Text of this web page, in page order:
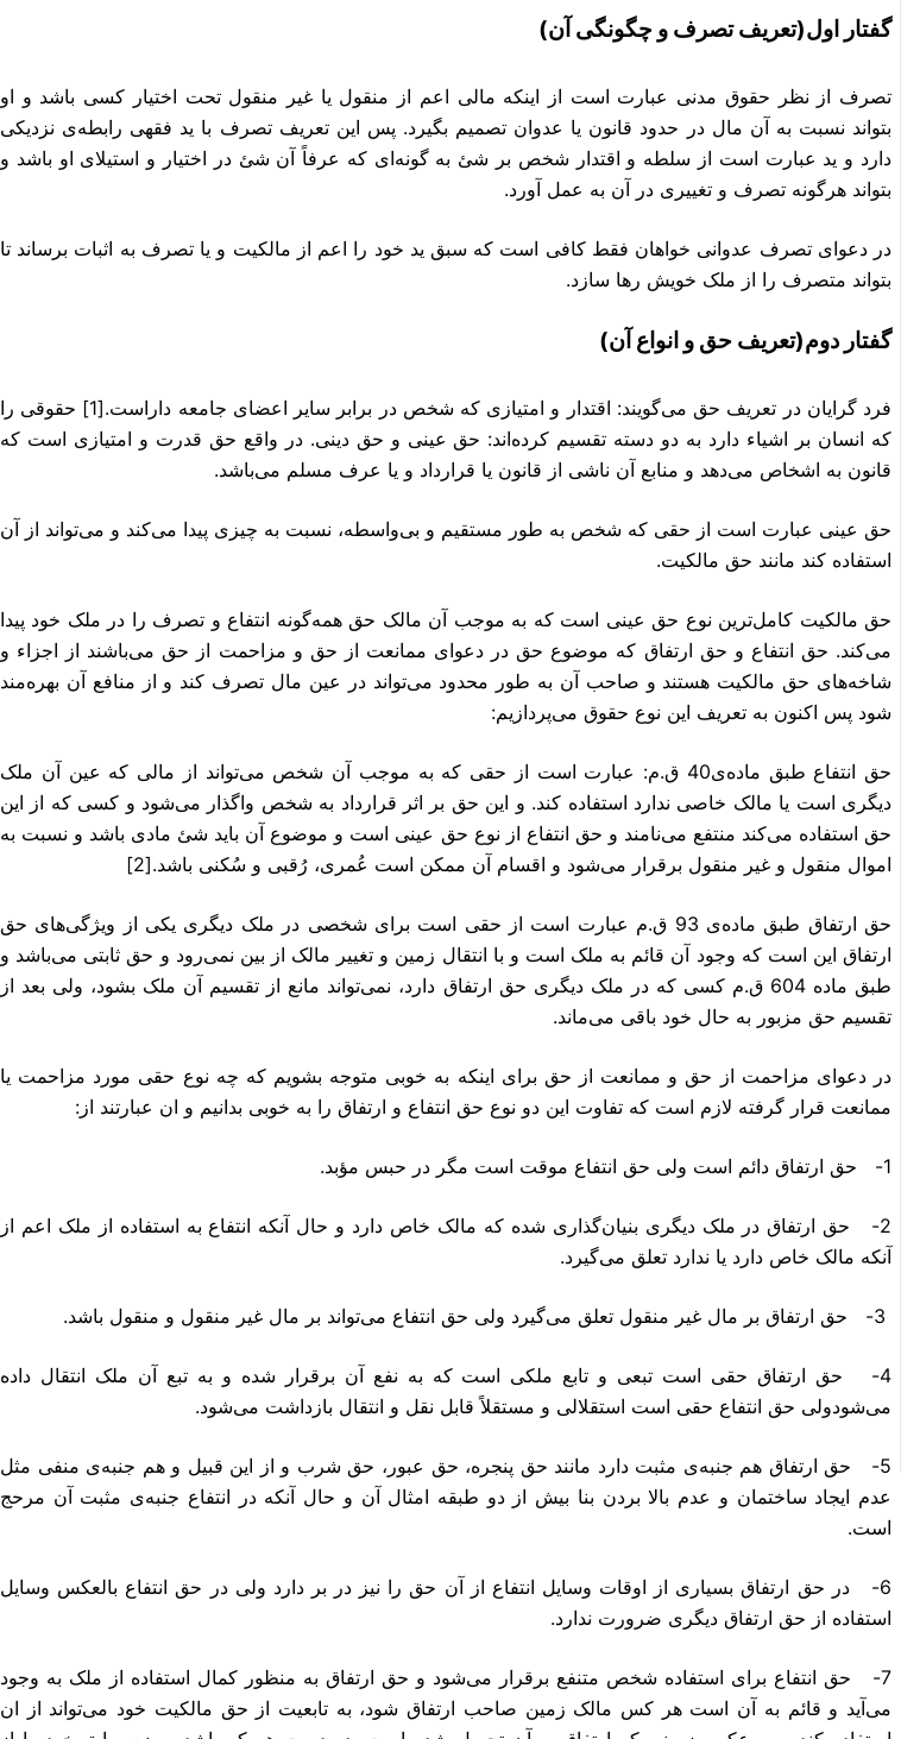
گفتار اول(تعریف تصرف و چگونگی آن)
تصرف از نظر حقوق مدنی عبارت است از اینکه مالی اعم از منقول یا غیر منقول تحت اختیار کسی باشد و او
بتواند نسبت به آن مال در حدود قانون یا عدوان تصمیم بگیرد. پس این تعریف تصرف با ید فقهی رابطه‌ی نزدیکی
دارد و ید عبارت است از سلطه‌ و اقتدار شخص بر شئ به گونه‌ای که عرفاً آن شئ در اختیار و استیلای او باشد و
بتواند هرگونه تصرف و تغییری در آن به عمل آورد.
در دعوای تصرف عدوانی خواهان فقط کافی است که سبق ید خود را اعم از مالکیت و یا تصرف به اثبات برساند تا
بتواند متصرف را از ملک خویش رها سازد.
گفتار دوم(تعریف حق و انواع آن)
فرد گرایان در تعریف حق می‌گویند: اقتدار و امتیازی که شخص در برابر سایر اعضای جامعه داراست.[1] حقوقی را
که انسان بر اشیاء دارد به دو دسته تقسیم کرده‌اند: حق عینی و حق دینی. در واقع حق قدرت و امتیازی است که
قانون به اشخاص می‌دهد و منابع آن ناشی از قانون یا قرارداد و یا عرف مسلم می‌باشد.
حق عینی عبارت است از حقی که شخص به طور مستقیم و بی‌واسطه، نسبت به چیزی پیدا می‌کند و می‌تواند از آن
استفاده کند مانند حق مالکیت.
حق مالکیت کامل‌ترین نوع حق عینی است که به موجب آن مالک حق همه‌گونه انتفاع و تصرف را در ملک خود پیدا
می‌کند. حق انتفاع و حق ارتفاق که موضوع حق در دعوای ممانعت از حق و مزاحمت از حق می‌باشند از اجزاء و
شاخه‌های حق مالکیت هستند و صاحب آن به طور محدود می‌تواند در عین مال تصرف کند و از منافع آن بهره‌مند
شود پس اکنون به تعریف این نوع حقوق می‌پردازیم:
حق انتفاع طبق ماده‌ی40 ق.م: عبارت است از حقی که به موجب آن شخص می‌تواند از مالی که عین آن ملک
دیگری است یا مالک خاصی ندارد استفاده کند. و این حق بر اثر قرارداد به شخص واگذار می‌شود و کسی که از این
حق استفاده می‌کند منتفع می‌نامند و حق انتفاع از نوع حق عینی است و موضوع آن باید شئ مادی باشد و نسبت به
اموال منقول و غیر منقول برقرار می‌شود و اقسام آن ممکن است عُمری، رُقبی و سُکنی باشد.[2]
حق ارتفاق طبق ماده‌ی 93 ق.م عبارت است از حقی است برای شخصی در ملک دیگری یکی از ویژگی‌های حق
ارتفاق این است که وجود آن قائم به ملک است و با انتقال زمین و تغییر مالک از بین نمی‌رود و حق ثابتی می‌باشد و
طبق ماده 604 ق.م کسی که در ملک دیگری حق ارتفاق دارد، نمی‌تواند مانع از تقسیم آن ملک بشود، ولی بعد از
تقسیم حق مزبور به حال خود باقی می‌ماند.
در دعوای مزاحمت از حق و ممانعت از حق برای اینکه به خوبی متوجه بشویم که چه نوع حقی مورد مزاحمت یا
ممانعت قرار گرفته لازم است که تفاوت این دو نوع حق انتفاع و ارتفاق را به خوبی بدانیم و ان عبارتند از:
1- حق ارتفاق دائم است ولی حق انتفاع موقت است مگر در حبس مؤبد.
2- حق ارتفاق در ملک دیگری بنیان‌گذاری شده که مالک خاص دارد و حال آنکه انتفاع به استفاده از ملک اعم از
آنکه مالک خاص دارد یا ندارد تعلق می‌گیرد.
4- حق ارتفاق حقی است تبعی و تابع ملکی است که به نفع آن برقرار شده و به تبع آن ملک انتقال داده
می‌شودولی حق انتفاع حقی است استقلالی و مستقلاً قابل نقل و انتقال بازداشت می‌شود.
5- حق ارتفاق هم جنبه‌ی مثبت دارد مانند حق پنجره، حق عبور، حق شرب و از این قبیل و هم جنبه‌ی منفی مثل
عدم ایجاد ساختمان و عدم بالا بردن بنا بیش از دو طبقه امثال آن و حال آنکه در انتفاع جنبه‌ی مثبت آن مرحج
است.
6- در حق ارتفاق بسیاری از اوقات وسایل انتفاع از آن حق را نیز در بر دارد ولی در حق انتفاع بالعکس وسایل
استفاده از حق ارتفاق دیگری ضرورت ندارد.
7- حق انتفاع برای استفاده شخص متنفع برقرار می‌شود و حق ارتفاق به منظور کمال استفاده از ملک به وجود
می‌آید و قائم به آن است هر کس مالک زمین صاحب ارتفاق شود، به تابعیت از حق مالکیت خود می‌تواند از ان